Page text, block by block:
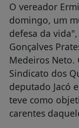
O vereador
domingo, um
defesa da
Gonçalves
Medeiros Neto.
Sindicato dos
deputado Jacó
teve como
carentes